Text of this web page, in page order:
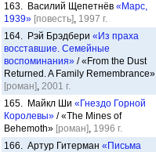
163. Василий Щепетнёв «Марс,
1939» [повесть], 1997 г.
164. Рэй Брэдбери «Из праха
восставшие. Семейные
воспоминания» / «From the Dust
Returned. A Family Remembrance»
[роман], 2001 г.
165. Майкл Ши «Гнездо Горной
Королевы» / «The Mines of
Behemoth» [роман], 1996 г.
166. Артур Гитерман «Письма